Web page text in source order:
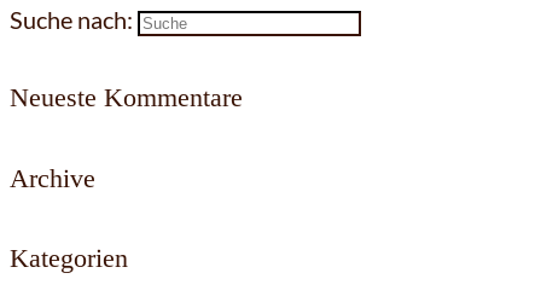
Suche nach:
Neueste Kommentare
Archive
Kategorien